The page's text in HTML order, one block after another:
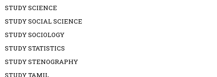
STUDY SCIENCE
STUDY SOCIAL SCIENCE
STUDY SOCIOLOGY
STUDY STATISTICS
STUDY STENOGRAPHY
STUDY TAMIL